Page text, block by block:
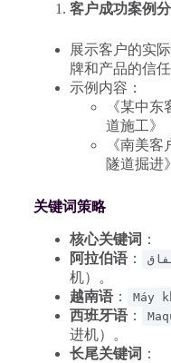
客户成功案例
展示客户的实
牌和产品的信任
示例内容：
《某中
道施工》
《南美
隧道掘进》
关键词策略
核心关键词 ：
阿拉伯语：
机）。
越南语： Máy
西班牙语：
进机）。
长尾关键词 ：